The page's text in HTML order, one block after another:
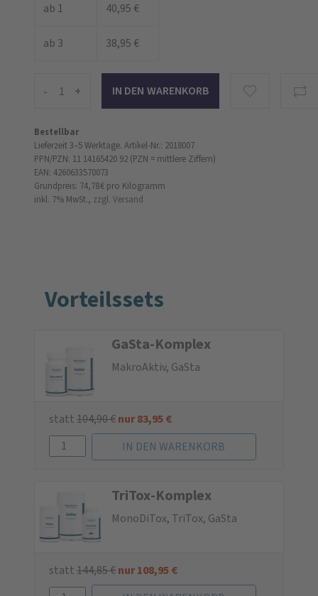
ab 1 40,95 €
ab 3 38,95 €
- +
Bestellbar
Lieferzeit 3–5 Werktage. Artikel-Nr.: 2018007
PPN/PZN: 11 14165420 92 (PZN = mittlere Ziffern)
EAN: 4260633570073
Grundpreis: 74,78 € pro Kilogramm
inkl. 7% MwSt., zzgl. Versand
Vorteilssets
GaSta-Komplex
MakroAktiv, GaSta
statt104,90€nur83,95€
TriTox-Komplex
MonoDiTox, TriTox, GaSta
statt144,85€nur108,95€